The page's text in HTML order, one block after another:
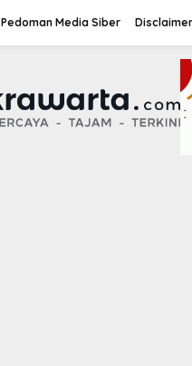
Pedoman Media Siber Disclaimer